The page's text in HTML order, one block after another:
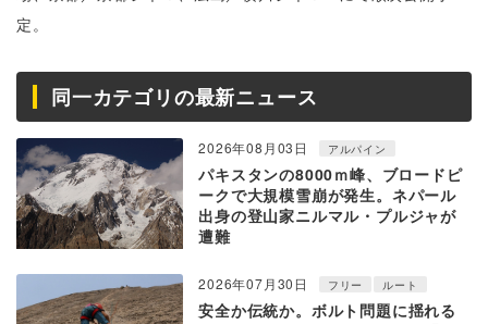
定。
同一カテゴリの最新ニュース
2026年08月03日 アルパイン
パキスタンの8000ｍ峰、ブロードピ
ークで大規模雪崩が発生。ネパール
出身の登山家ニルマル・プルジャが
遭難
2026年07月30日 フリー ルート
安全か伝統か。ボルト問題に揺れる